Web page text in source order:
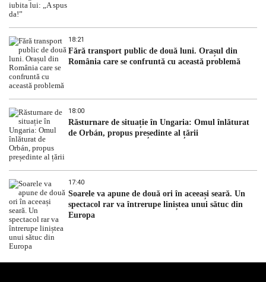
18:21
Fără transport public de două luni. Orașul din
România care se confruntă cu această problemă
18:00
Răsturnare de situație în Ungaria: Omul înlăturat
de Orbán, propus președinte al țării
17:40
Soarele va apune de două ori în aceeași seară. Un
spectacol rar va întrerupe liniștea unui sătuc din
Europa